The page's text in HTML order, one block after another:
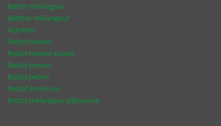
Robot mélangeur
Batteur mélangeur
Mijoteur
Robot mixeur
Robot mixeur soupe
Robot peseur
Robot pétrin
Robot éminceur
Robot mélangeur pâtisserie